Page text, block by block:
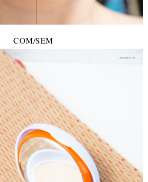
COM/SEM